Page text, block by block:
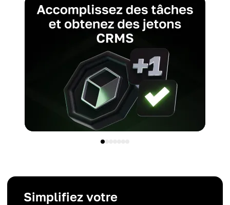
Simplifiez votre